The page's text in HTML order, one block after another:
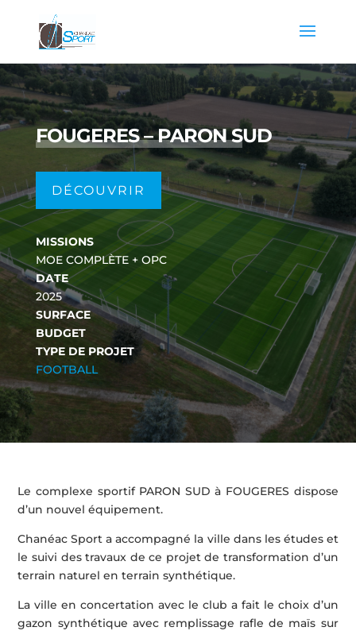
FOUGERES – PARON SUD
DÉCOUVRIR
MISSIONS
MOE COMPLÈTE + OPC
DATE
2025
SURFACE
BUDGET
TYPE DE PROJET
FOOTBALL
Le complexe sportif PARON SUD à FOUGERES dispose
d’un nouvel équipement.
Chanéac Sport a accompagné la ville dans les études et
le suivi des travaux de ce projet de transformation d’un
terrain naturel en terrain synthétique.
La ville en concertation avec le club a fait le choix d’un
gazon synthétique avec remplissage rafle de maïs sur